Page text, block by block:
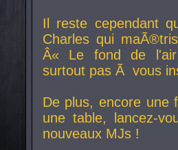
Il reste cependant
Charles qui
Â« Le fond de
surtout pas Ã vous
De plus, encore une
une table, lancez-
nouveaux MJs !